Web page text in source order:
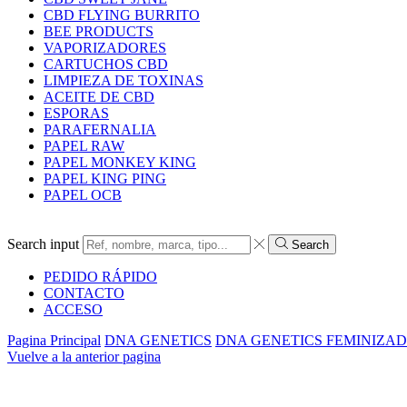
CBD FLYING BURRITO
BEE PRODUCTS
VAPORIZADORES
CARTUCHOS CBD
LIMPIEZA DE TOXINAS
ACEITE DE CBD
ESPORAS
PARAFERNALIA
PAPEL RAW
PAPEL MONKEY KING
PAPEL KING PING
PAPEL OCB
Search input Search
PEDIDO RÁPIDO
CONTACTO
ACCESO
Pagina Principal DNA GENETICS DNA GENETICS
Vuelve a la anterior pagina